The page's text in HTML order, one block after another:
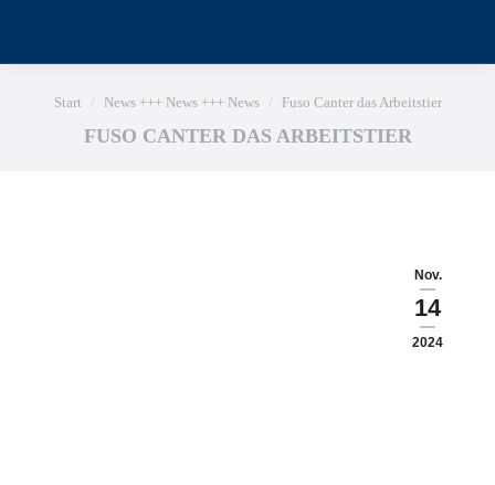
Sie befinden sich hier:
Start News +++ News +++ News Fuso Canter das Arbeitstier
FUSO CANTER DAS ARBEITSTIER
Nov.
14
2024